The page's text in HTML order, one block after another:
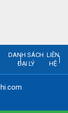
DANH SÁCH
ĐẠI LÝ
LIÊN
HỆ